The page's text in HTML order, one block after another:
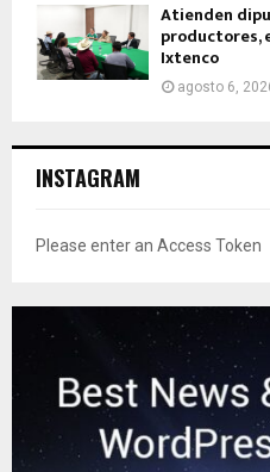
Atienden
productores,
Ixtenco
agosto 6,
INSTAGRAM
Please enter an Access Token